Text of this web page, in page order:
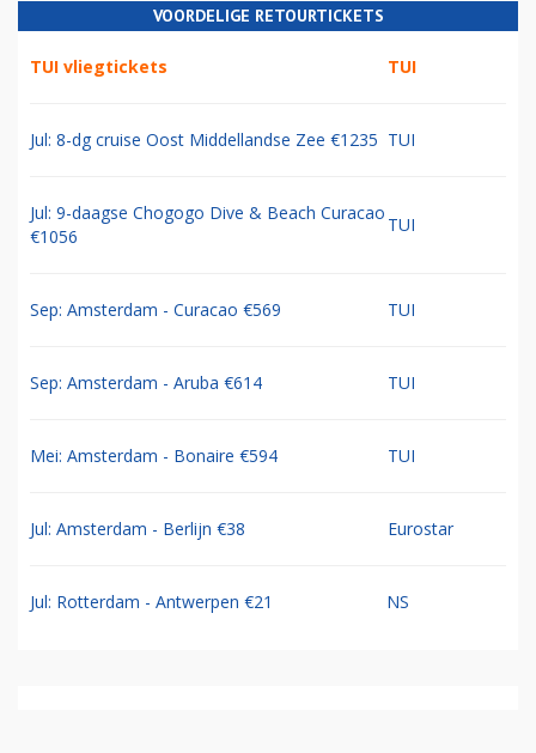
VOORDELIGE RETOURTICKETS
TUI vliegtickets TUI
Jul: 8-dg cruise Oost Middellandse Zee €1235 TUI
Jul: 9-daagse Chogogo Dive & Beach Curacao
€1056
TUI
Sep: Amsterdam - Curacao €569 TUI
Sep: Amsterdam - Aruba €614 TUI
Mei: Amsterdam - Bonaire €594 TUI
Jul: Amsterdam - Berlijn €38 Eurostar
Jul: Rotterdam - Antwerpen €21 NS